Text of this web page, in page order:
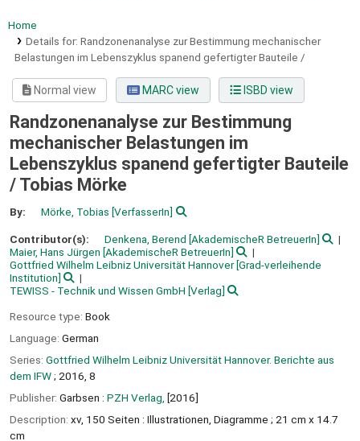
Home
Details for: Randzonenanalyse zur Bestimmung mechanischer
Belastungen im Lebenszyklus spanend gefertigter Bauteile /
Normal view MARC view ISBD view
Randzonenanalyse zur Bestimmung
mechanischer Belastungen im
Lebenszyklus spanend gefertigter Bauteile
/ Tobias Mörke
By: Mörke, Tobias [VerfasserIn]
Contributor(s): Denkena, Berend [AkademischeR BetreuerIn]
Maier, Hans Jürgen [AkademischeR BetreuerIn]
Gottfried Wilhelm Leibniz Universität Hannover[Grad-verleihende
Institution]
TEWISS - Technik und Wissen GmbH [Verlag]
Resource type: Book
Language: German
Series: Gottfried Wilhelm Leibniz Universität Hannover. Berichte aus
dem IFW; 2016, 8
Publisher: Garbsen : PZH Verlag, [2016]
Description: xv, 150 Seiten : Illustrationen, Diagramme ; 21 cm x 14.7
cm